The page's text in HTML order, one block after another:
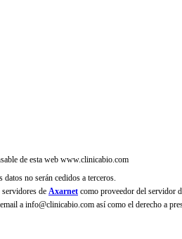
de esta web www.clinicabio.com
no serán cedidos a terceros.
de Axarnet como proveedor del servidor
a info@clinicabio.com así como el derecho a